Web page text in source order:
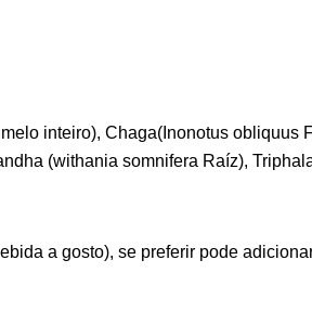
inteiro), Chaga(Inonotus
(withania somnifera Raíz),
a gosto), se preferir pode